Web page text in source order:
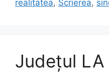
realitatea, Scrierea,
Județul